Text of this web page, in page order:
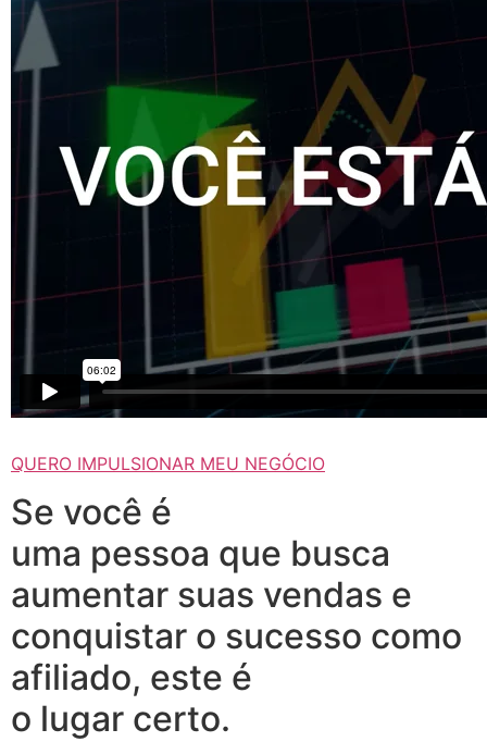
QUERO IMPULSIONAR MEU NEGÓCIO
Se você é
uma pessoa que busca
aumentar suas vendas e
conquistar o sucesso como
afiliado, este é
o lugar certo.